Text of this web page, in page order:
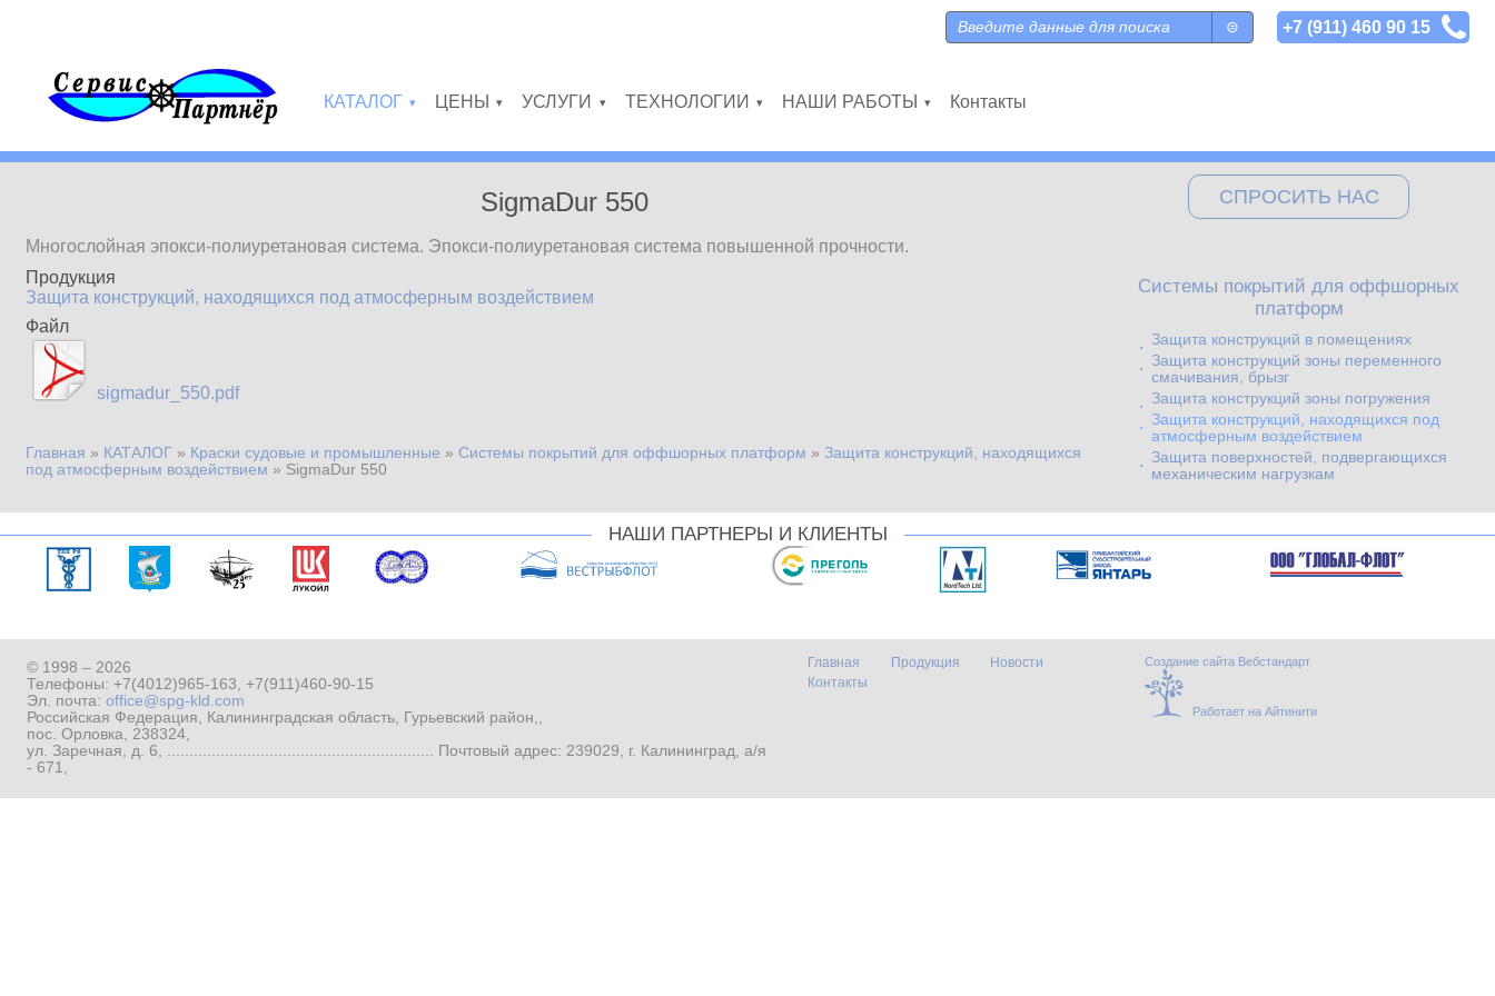
Форма поиска
Поиск +7 (911) 460 90 15
КАТАЛОГ ЦЕНЫ УСЛУГИ ТЕХНОЛОГИИ НАШИ РАБОТЫ Контакты
SigmaDur 550
Многослойная эпокси-полиуретановая система. Эпокси-полиуретановая система повышенной прочности.
Продукция
Защита конструкций, находящихся под атмосферным воздействием
Файл
sigmadur_550.pdf
Вы здесь
Главная » КАТАЛОГ » Краски судовые и промышленные »Системы покрытий для оффшорных платформ » Защита конструкций, находящихся
под атмосферным воздействием » SigmaDur 550
СПРОСИТЬ НАС
Системы покрытий для оффшорных
платформ
Защита конструкций в помещениях
Защита конструкций зоны переменного
смачивания, брызг
Защита конструкций зоны погружения
Защита конструкций, находящихся под
атмосферным воздействием
Защита поверхностей, подвергающихся
механическим нагрузкам
НАШИ ПАРТНЕРЫ И КЛИЕНТЫ
© 1998 – 2026
Телефоны: +7(4012)965-163, +7(911)460-90-15
Эл. почта: office@spg-kld.com
Российская Федерация, Калининградская область, Гурьевский район,,
пос. Орловка, 238324,
ул. Заречная, д. 6, ............................................................ Почтовый адрес: 239029, г. Калининград, а/я
- 671,
Главная Продукция
Новости
Контакты
Создание сайта Вебстандарт
Работает на Айтинити